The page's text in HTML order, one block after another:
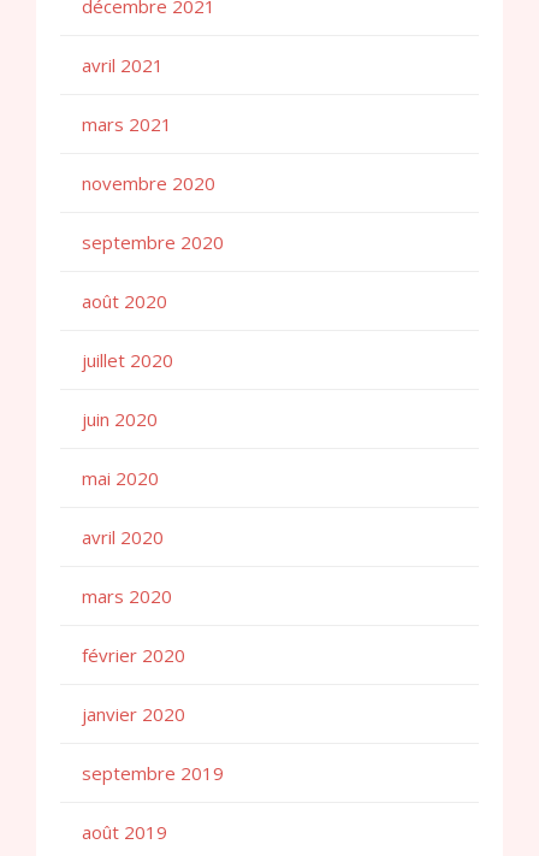
décembre 2021
avril 2021
mars 2021
novembre 2020
septembre 2020
août 2020
juillet 2020
juin 2020
mai 2020
avril 2020
mars 2020
février 2020
janvier 2020
septembre 2019
août 2019